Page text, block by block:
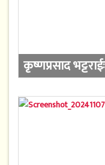
कृष्णप्रसाद